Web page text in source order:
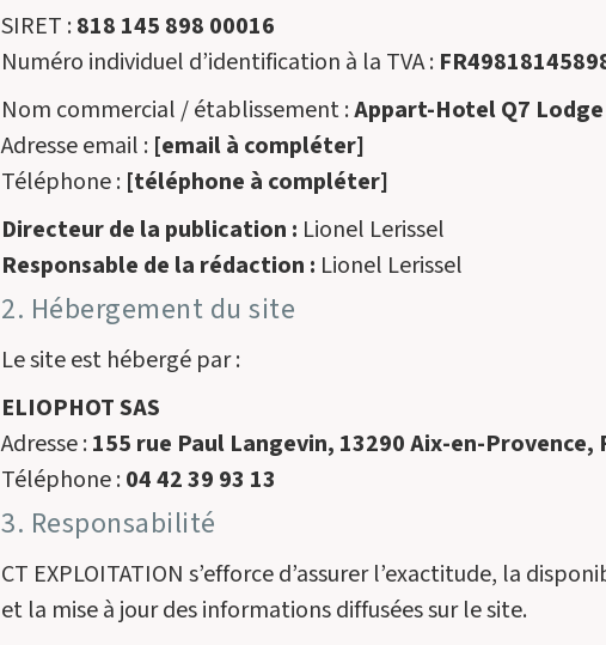
SIRET :818 145 898 00016
Numéro individuel d’identification à la TVA :
Nom commercial / établissement :Appart-Hotel Q7 Lodge
Adresse email : [email à compléter]
Téléphone : [téléphone à compléter]
Directeur de la publication : Lionel Lerissel
Responsable de la rédaction : Lionel Lerissel
2. Hébergement du site
Le site est hébergé par :
ELIOPHOT SAS
Adresse :155 rue Paul Langevin, 13290 Aix-en-Provence,
Téléphone :04 42 39 93 13
3. Responsabilité
CT EXPLOITATION s’efforce d’assurer l’exactitude, la
et la mise à jour des informations diffusées sur le site.